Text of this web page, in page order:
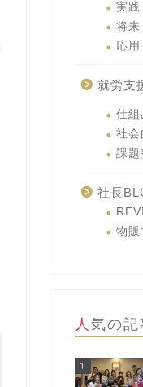
実践
将来
応用
就労支
仕組
社会
課題
社長
物販
人気の
1